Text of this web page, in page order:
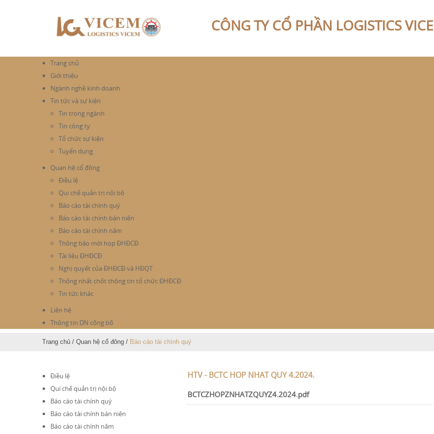
CÔNG TY CỔ PHẦN LOGISTICS
Trang chủ
Giới thiệu
Ngành nghề kinh doanh
Tin tức và sự kiện
Tin trong ngành
Tin công ty
Tổ chức sự kiện
Tuyển dụng
Quan hệ cổ đông
Điều lệ
Qui chế quản trị nội bộ
Báo cáo tài chính quý
Báo cáo tài chính bán niên
Báo cáo tài chính năm
Thông báo mời họp ĐHĐCĐ
Tài liệu ĐHĐCĐ
Nghị quyết của ĐHĐCĐ và HĐQT
Thống nhất chốt thông tin tổ chức ĐHĐCĐ
Tin tức khác
Liên hệ
Thông tin DN công bố
Trang chủ / Quan hệ cổ đông / Báo cáo tài chính quý
HTV - BCTC HOP NHAT QUY 4.2024.
BCTCZHOPZNHATZQUYZ4.2024.pdf
Điều lệ
Qui chế quản trị nội bộ
Báo cáo tài chính quý
Báo cáo tài chính bán niên
Báo cáo tài chính năm